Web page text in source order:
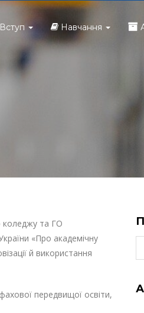
Вступ Навчання
коледжу та ГО
«Про академічну
й використання
передвищої освіти,